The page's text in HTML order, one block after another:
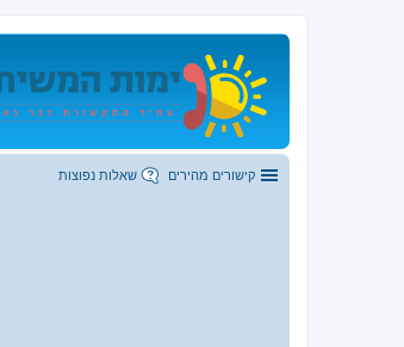
קישורים מהירים שאלות נפוצות